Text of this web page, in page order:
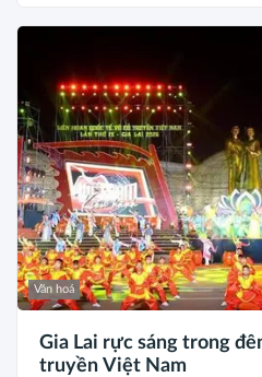
Văn hoá
Gia Lai rực sáng trong
truyền Việt Nam